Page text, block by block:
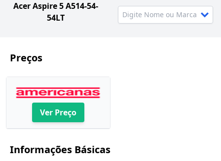
Acer Aspire 5 A514-54-
54LT
Preços
Ver Preço
Informações Básicas